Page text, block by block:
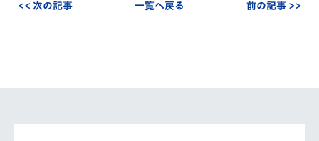
<< 次の記事 一覧へ戻る 前の記事 >>